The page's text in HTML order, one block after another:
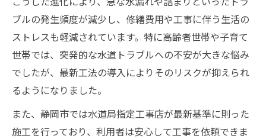
地元配管工のアップデート事例の特徴とは
配管工事で安心を得るための実践ポイント
ブルの発生頻度が減少し、修繕費用や工事に伴う生活の
ストレスも軽減されています。特に高齢者世帯や子育て
世帯では、突発的な水道トラブルへの不安が大きな悩み
でしたが、最新工法の導入によりそのリスクが抑えられ
るようになりました。
また、静岡市では水道局指定工事店が最新基準に則った
施工を行っており、利用者は安心して工事を依頼できま